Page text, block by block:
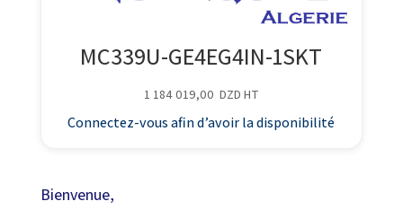
MC339U-GE4EG4IN-1SKT
1 184 019,00 DZD HT
Connectez-vous afin d’avoir la disponibilité
Bienvenue,